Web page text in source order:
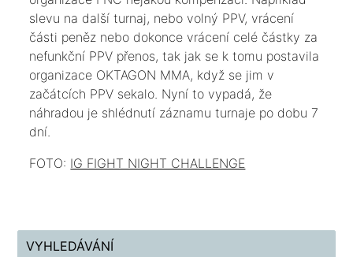
slevu na další turnaj, nebo volný PPV, vrácení
části peněz nebo dokonce vrácení celé částky za
nefunkční PPV přenos, tak jak se k tomu postavila
organizace OKTAGON MMA, když se jim v
začátcích PPV sekalo. Nyní to vypadá, že
náhradou je shlédnutí záznamu turnaje po dobu 7
dní.
FOTO: IG FIGHT NIGHT CHALLENGE
VYHLEDÁVÁNÍ